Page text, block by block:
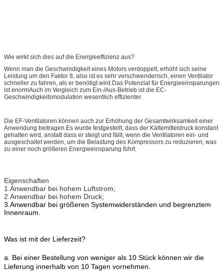
Wie wirkt sich dies auf die Energieeffizienz aus?
Wenn man die Geschwindigkeit eines Motors verdoppelt, erhöht sich seine
Leistung um den Faktor 8, also ist es sehr verschwenderisch, einen Ventilator
schneller zu fahren, als er benötigt wird.Das Potenzial für Energieeinsparungen
ist enormAuch im Vergleich zum Ein-/Aus-Betrieb ist die EC-
Geschwindigkeitsmodulation wesentlich effizienter.
Die EF-Ventilatoren können auch zur Erhöhung der Gesamtwirksamkeit einer
Anwendung beitragen.Es wurde festgestellt, dass der Kältemitteldruck konstant
gehalten wird, anstatt dass er steigt und fällt, wenn die Ventilatoren ein- und
ausgeschaltet werden, um die Belastung des Kompressors zu reduzieren, was
zu einer noch größeren Energieeinsparung führt.
Eigenschaften
1.Anwendbar bei hohem Luftstrom;
2.Anwendbar bei hohem Druck;
3.Anwendbar bei größeren Systemwiderständen und begrenztem
Innenraum.
Was ist mit der Lieferzeit?
a. Bei einer Bestellung von weniger als 10 Stück können wir die
Lieferung innerhalb von 10 Tagen vornehmen.